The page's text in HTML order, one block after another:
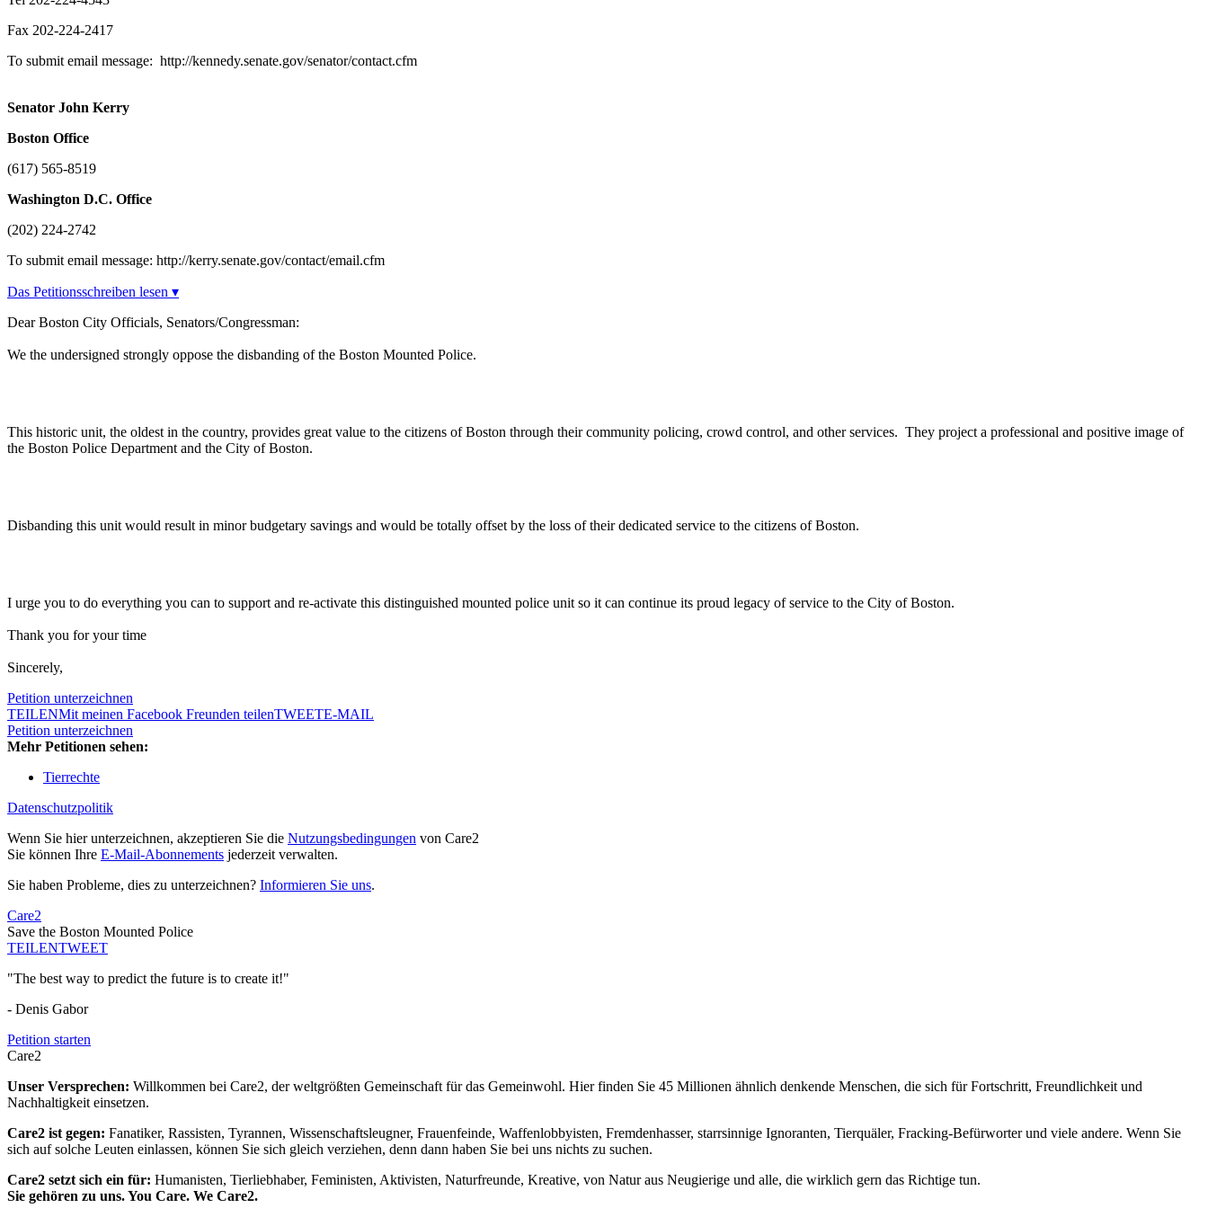
Fax 202-224-2417
To submit email message: http://kennedy.senate.gov/senator/contact.cfm
Senator John Kerry
Boston Office
(617) 565-8519
Washington D.C. Office
(202) 224-2742
To submit email message: http://kerry.senate.gov/contact/email.cfm
Das Petitionsschreiben lesen ▾
Dear Boston City Officials, Senators/Congressman:
We the undersigned strongly oppose the disbanding of the Boston Mounted Police.
This historic unit, the oldest in the country, provides great value to the citizens of Boston through their community policing, crowd control, and other services. They project a professional and positive image of
the Boston Police Department and the City of Boston.
Disbanding this unit would result in minor budgetary savings and would be totally offset by the loss of their dedicated service to the citizens of Boston.
I urge you to do everything you can to support and re-activate this distinguished mounted police unit so it can continue its proud legacy of service to the City of Boston.
Thank you for your time
Sincerely,
Petition unterzeichnen
TEILENMit meinen Facebook Freunden teilenTWEETE-MAIL
Petition unterzeichnen
Mehr Petitionen sehen:
Tierrechte
Datenschutzpolitik
Wenn Sie hier unterzeichnen, akzeptieren Sie die Nutzungsbedingungen von Care2
Sie können Ihre E-Mail-Abonnements jederzeit verwalten.
Sie haben Probleme, dies zu unterzeichnen? Informieren Sie uns.
Care2
Save the Boston Mounted Police
TEILENTWEET
"The best way to predict the future is to create it!"
- Denis Gabor
Petition starten
Care2
Unser Versprechen: Willkommen bei Care2, der weltgrößten Gemeinschaft für das Gemeinwohl. Hier finden Sie 45 Millionen ähnlich denkende Menschen, die sich für Fortschritt, Freundlichkeit und
Nachhaltigkeit einsetzen.
Care2 ist gegen: Fanatiker, Rassisten, Tyrannen, Wissenschaftsleugner, Frauenfeinde, Waffenlobbyisten, Fremdenhasser, starrsinnige Ignoranten, Tierquäler, Fracking-Befürworter und viele andere. Wenn Sie
sich auf solche Leuten einlassen, können Sie sich gleich verziehen, denn dann haben Sie bei uns nichts zu suchen.
Care2 setzt sich ein für: Humanisten, Tierliebhaber, Feministen, Aktivisten, Naturfreunde, Kreative, von Natur aus Neugierige und alle, die wirklich gern das Richtige tun.
Sie gehören zu uns. You Care. We Care2.